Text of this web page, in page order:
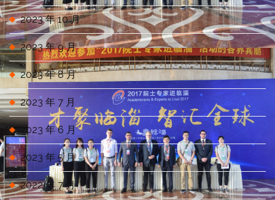
2023 年 10 月
2023 年 9 月
2023 年 8 月
2023 年 7 月
2023 年 6 月
2023 年 5 月
2022 年 7 月